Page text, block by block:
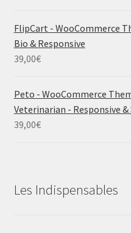
FlipCart - WooCommerce
Bio & Responsive
39,00€
Peto - WooCommerce
Veterinarian - Responsive &
39,00€
Les Indispensables